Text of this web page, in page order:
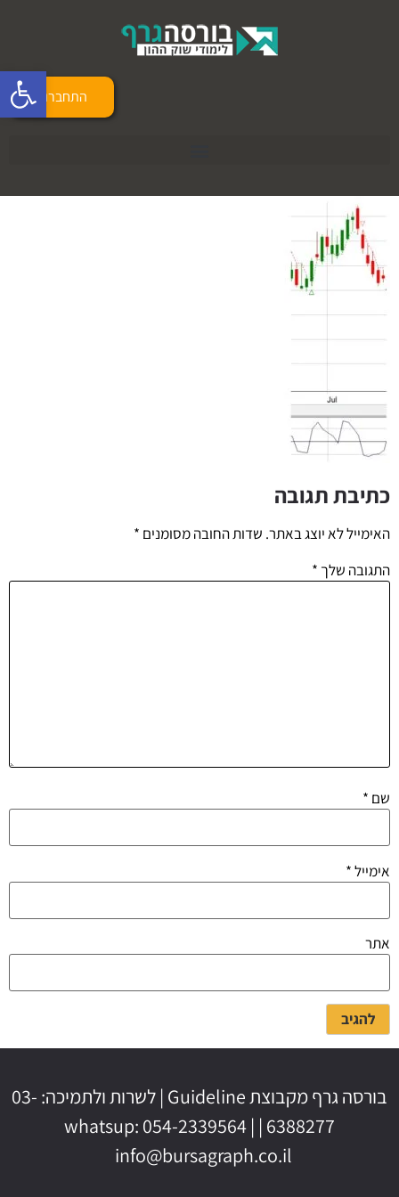
התחברות
כתיבת תגובה
האימייל לא יוצג באתר. שדות החובה מסומנים *
התגובה שלך *
שם *
אימייל*
אתר
בורסה גרף מקבוצת Guideline | לשרות ולתמיכה: 03-
6388277 | whatsup: 054-2339564 |
info@bursagraph.co.il